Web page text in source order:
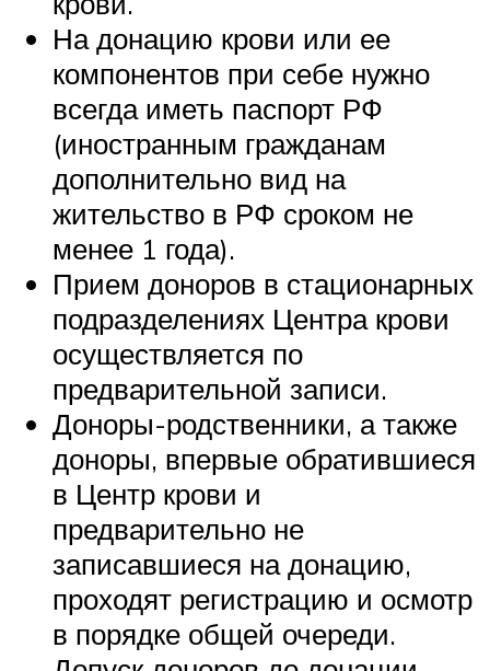
На донацию крови или ее
компонентов при себе нужно
всегда иметь паспорт РФ
(иностранным гражданам
дополнительно вид на
жительство в РФ сроком не
менее 1 года).
Прием доноров в стационарных
подразделениях Центра крови
осуществляется по
предварительной записи.
Доноры-родственники, а также
доноры, впервые обратившиеся
в Центр крови и
предварительно не
записавшиеся на донацию,
проходят регистрацию и осмотр
в порядке общей очереди.